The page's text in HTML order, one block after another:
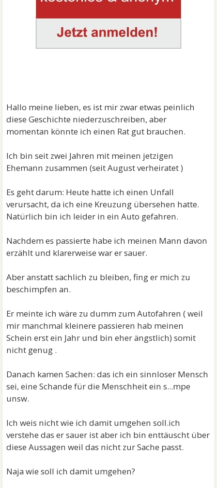
Hallo meine lieben, es ist mir zwar etwas peinlich
diese Geschichte niederzuschreiben, aber
momentan könnte ich einen Rat gut brauchen.
Ich bin seit zwei Jahren mit meinen jetzigen
Ehemann zusammen (seit August verheiratet )
Es geht darum: Heute hatte ich einen Unfall
verursacht, da ich eine Kreuzung übersehen hatte.
Natürlich bin ich leider in ein Auto gefahren.
Nachdem es passierte habe ich meinen Mann davon
erzählt und klarerweise war er sauer.
Aber anstatt sachlich zu bleiben, fing er mich zu
beschimpfen an.
Er meinte ich wäre zu dumm zum Autofahren ( weil
mir manchmal kleinere passieren hab meinen
Schein erst ein Jahr und bin eher ängstlich) somit
nicht genug .
Danach kamen Sachen: das ich ein sinnloser Mensch
sei, eine Schande für die Menschheit ein s...mpe
unsw.
Ich weis nicht wie ich damit umgehen soll.ich
verstehe das er sauer ist aber ich bin enttäuscht über
diese Aussagen weil das nicht zur Sache passt.
Naja wie soll ich damit umgehen?